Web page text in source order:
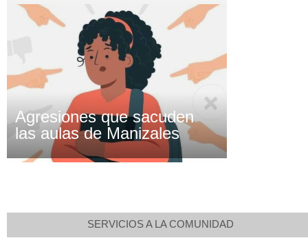
Agresiones que sacuden
las aulas de Manizales
SERVICIOS A LA COMUNIDAD